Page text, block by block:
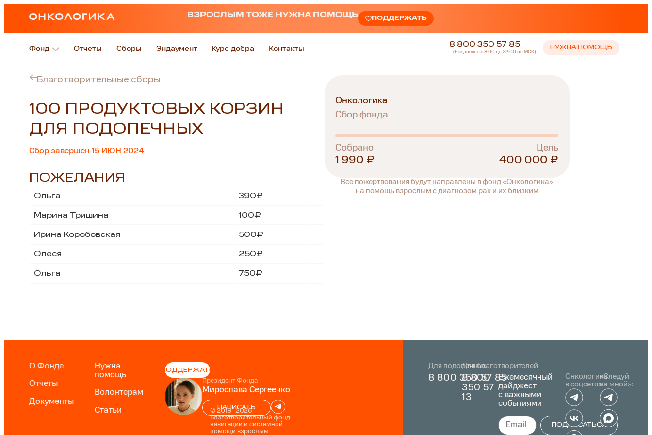
ВЗРОСЛЫМ ТОЖЕ НУЖНА ПОМОЩЬ ПОДДЕРЖАТЬ
Фонд Отчеты Сборы Эндаумент Курс добра Контакты
8 800 350 57 85
(Ежедневно с 8:00 до 22:00 по МСК)
НУЖНА ПОМОЩЬ
Благотворительные сборы
100 ПРОДУКТОВЫХ КОРЗИН
ДЛЯ ПОДОПЕЧНЫХ
Сбор завершен 15 ИЮН 2024
ПОЖЕЛАНИЯ
Ольга 390₽
Марина Тришина 100₽
Ирина Коробовская 500₽
Олеся 250₽
Ольга 750₽
Онкологика
Сбор фонда
Собрано
1 990 ₽
Цель
400 000 ₽
Все пожертвования будут направлены в фонд «Онкологика»
на помощь взрослым с диагнозом рак и их близким
О Фонде
Отчеты
Документы
Нужна
помощь
Волонтерам
Статьи
ПОДДЕРЖАТЬ
Президент Фонда
Мирослава Сергеенко
НАПИСАТЬ
© 2019–2026
Благотворительный фонд
навигации и системной
помощи взрослым
Для подопечных
8 800 350 57 85
Для благотворителей
8 800
350 57
13
Ежемесячный
дайджест
с важными
событиями
ПОДПИСАТЬСЯ
Онкологика
в соцсетях:
«Следуй
за мной»: